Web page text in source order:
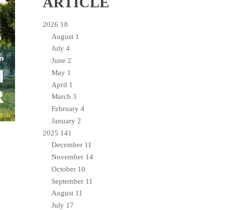
2026 18
August 1
July 4
June 2
May 1
April 1
March 3
February 4
January 2
2025 141
December 11
November 14
October 10
September 11
August 11
July 17